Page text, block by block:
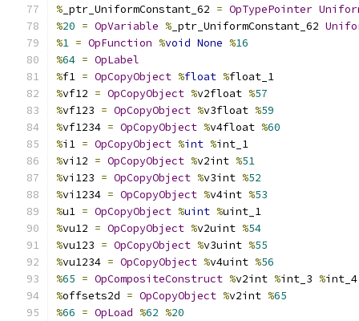
% _ptr_UniformConstant_62 = OpTypePointer
%20 = OpVariable % _ptr_UniformConstant_62
%1 = OpFunction %void None %16
%64 = OpLabel
%f1 = OpCopyObject %float %float_1
%vf12 = OpCopyObject %v2float %57
%vf123 = OpCopyObject %v3float %59
%vf1234 = OpCopyObject %v4float %60
%i1 = OpCopyObject %int %int_1
%vi12 = OpCopyObject %v2int %51
%vi123 = OpCopyObject %v3int %52
%vi1234 = OpCopyObject %v4int %53
%u1 = OpCopyObject %uint %uint_1
%vu12 = OpCopyObject %v2uint %54
%vu123 = OpCopyObject %v3uint %55
%vu1234 = OpCopyObject %v4uint %56
%65 = OpCompositeConstruct %v2int %int_3 %int_4
%offsets2d = OpCopyObject %v2int %65
%66 = OpLoad %62 %20